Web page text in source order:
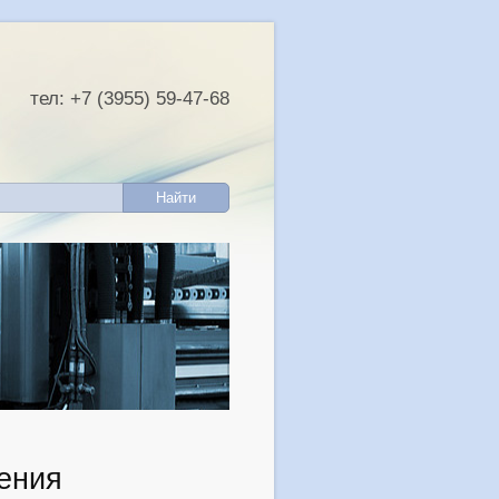
тел: +7 (3955) 59-47-68